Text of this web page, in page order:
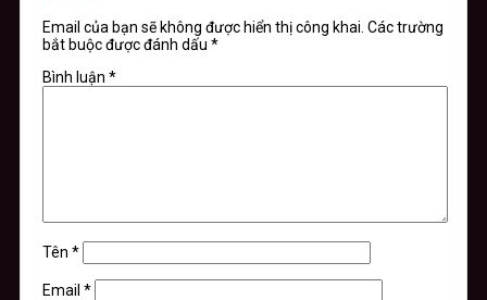
Email của bạn sẽ không được hiển thị công khai. Các trường
bắt buộc được đánh dấu *
Bình luận *
Tên *
Email *